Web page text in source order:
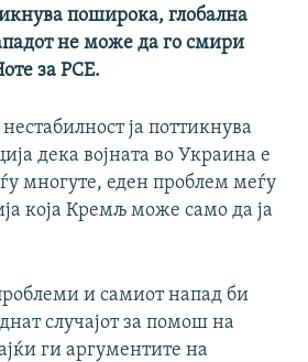
поширока, глобална
не може да го смири
за РСЕ.
ја поттикнува
дека војната во Украина е
многуте, еден проблем меѓу
која Кремљ може само да ја
и самиот напад би
случајот за помош на
ги аргументите на